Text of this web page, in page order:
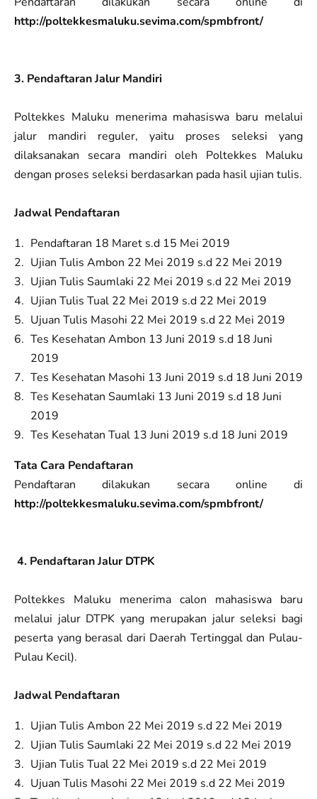
http://poltekkesmaluku.sevima.com/spmbfront/
3. Pendaftaran Jalur Mandiri
Poltekkes Maluku menerima mahasiswa baru melalui
jalur mandiri reguler, yaitu proses seleksi yang
dilaksanakan secara mandiri oleh Poltekkes Maluku
dengan proses seleksi berdasarkan pada hasil ujian tulis.
Jadwal Pendaftaran
Pendaftaran 18 Maret s.d 15 Mei 2019
Ujian Tulis Ambon 22 Mei 2019 s.d 22 Mei 2019
Ujian Tulis Saumlaki 22 Mei 2019 s.d 22 Mei 2019
Ujian Tulis Tual 22 Mei 2019 s.d 22 Mei 2019
Ujuan Tulis Masohi 22 Mei 2019 s.d 22 Mei 2019
Tes Kesehatan Ambon 13 Juni 2019 s.d 18 Juni
2019
Tes Kesehatan Masohi 13 Juni 2019 s.d 18 Juni 2019
Tes Kesehatan Saumlaki 13 Juni 2019 s.d 18 Juni
2019
Tes Kesehatan Tual 13 Juni 2019 s.d 18 Juni 2019
Tata Cara Pendaftaran
Pendaftaran dilakukan secara online di
http://poltekkesmaluku.sevima.com/spmbfront/
4. Pendaftaran Jalur DTPK
Poltekkes Maluku menerima calon mahasiswa baru
melalui jalur DTPK yang merupakan jalur seleksi bagi
peserta yang berasal dari Daerah Tertinggal dan Pulau-
Pulau Kecil).
Jadwal Pendaftaran
Ujian Tulis Ambon 22 Mei 2019 s.d 22 Mei 2019
Ujian Tulis Saumlaki 22 Mei 2019 s.d 22 Mei 2019
Ujian Tulis Tual 22 Mei 2019 s.d 22 Mei 2019
Ujuan Tulis Masohi 22 Mei 2019 s.d 22 Mei 2019